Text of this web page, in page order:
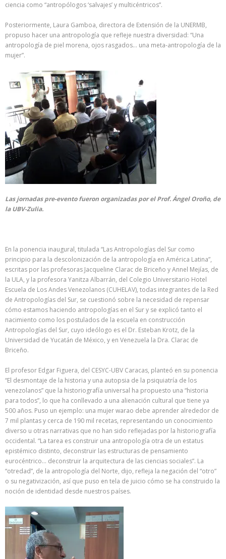
ciencia como “antropólogos ‘salvajes’ y multicéntricos”.
Posteriormente, Laura Gamboa, directora de Extensión de la UNERMB,
propuso hacer una antropología que refleje nuestra diversidad: “Una
antropología de piel morena, ojos rasgados… una meta-antropología de la
mujer”.
Las jornadas pre-evento fueron organizadas por el Prof. Ángel Oroño, de
la UBV-Zulia.
En la ponencia inaugural, titulada “Las Antropologías del Sur como
principio para la descolonización de la antropología en América Latina”,
escritas por las profesoras Jacqueline Clarac de Briceño y Annel Mejías, de
la ULA, y la profesora Yanitza Albarrán, del Colegio Universitario Hotel
Escuela de Los Andes Venezolanos (CUHELAV), todas integrantes de la Red
de Antropologías del Sur, se cuestionó sobre la necesidad de repensar
cómo estamos haciendo antropologías en el Sur y se explicó tanto el
nacimiento como los postulados de la escuela en construcción
Antropologías del Sur, cuyo ideólogo es el Dr. Esteban Krotz, de la
Universidad de Yucatán de México, y en Venezuela la Dra. Clarac de
Briceño.
El profesor Edgar Figuera, del CESYC-UBV Caracas, planteó en su ponencia
“El desmontaje de la historia y una autopsia de la psiquiatría de los
venezolanos” que la historiografía universal ha propuesto una “historia
para todos”, lo que ha conllevado a una alienación cultural que tiene ya
500 años. Puso un ejemplo: una mujer warao debe aprender alrededor de
7 mil plantas y cerca de 190 mil recetas, representando un conocimiento
diverso u otras narrativas que no han sido reflejadas por la historiografía
occidental. “La tarea es construir una antropología otra de un estatus
epistémico distinto, deconstruir las estructuras de pensamiento
eurocéntrico… deconstruir la arquitectura de las ciencias sociales”. La
“otredad”, de la antropología del Norte, dijo, refleja la negación del “otro”
o su negativización, así que puso en tela de juicio cómo se ha construido la
noción de identidad desde nuestros países.